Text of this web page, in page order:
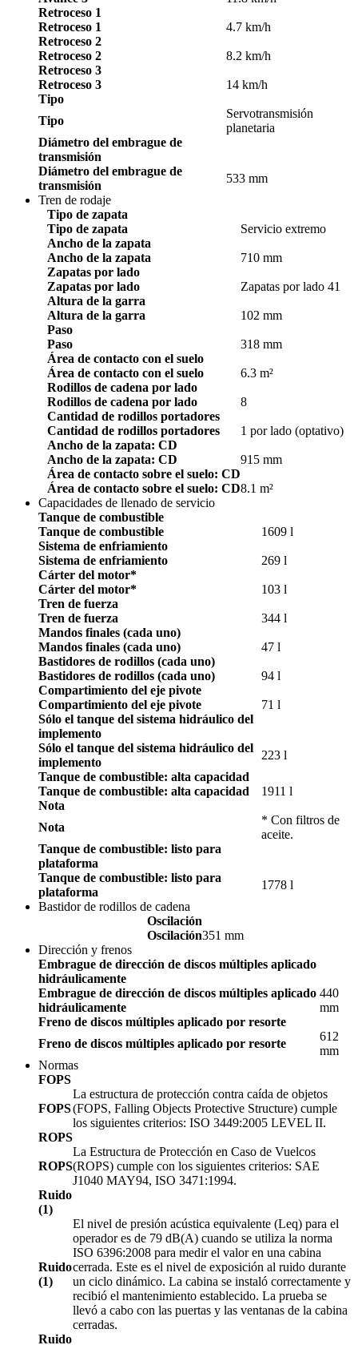
Retroceso 1
Retroceso 1
4.7 km/h
Retroceso 2
Retroceso 2
8.2 km/h
Retroceso 3
Retroceso 3
14 km/h
Tipo
Tipo
Servotransmisión
planetaria
Diámetro del embrague de
transmisión
Diámetro del embrague de
transmisión
533 mm
Tren de rodaje
Tipo de zapata
Tipo de zapata
Servicio extremo
Ancho de la zapata
Ancho de la zapata
710 mm
Zapatas por lado
Zapatas por lado
Zapatas por lado 41
Altura de la garra
Altura de la garra
102 mm
Paso
Paso
318 mm
Área de contacto con el suelo
Área de contacto con el suelo
6.3 m²
Rodillos de cadena por lado
Rodillos de cadena por lado
8
Cantidad de rodillos portadores
Cantidad de rodillos portadores
1 por lado (optativo)
Ancho de la zapata: CD
Ancho de la zapata: CD
915 mm
Área de contacto sobre el suelo: CD
Área de contacto sobre el suelo: CD8.1 m²
Capacidades de llenado de servicio
Tanque de combustible
Tanque de combustible
1609 l
Sistema de enfriamiento
Sistema de enfriamiento
269 l
Cárter del motor*
Cárter del motor*
103 l
Tren de fuerza
Tren de fuerza
344 l
Mandos finales (cada uno)
Mandos finales (cada uno)
47 l
Bastidores de rodillos (cada uno)
Bastidores de rodillos (cada uno)
94 l
Compartimiento del eje pivote
Compartimiento del eje pivote
71 l
Sólo el tanque del sistema hidráulico del
implemento
Sólo el tanque del sistema hidráulico del
implemento
223 l
Tanque de combustible: alta capacidad
Tanque de combustible: alta capacidad
1911 l
Nota
Nota
* Con filtros de
aceite.
Tanque de combustible: listo para
plataforma
Tanque de combustible: listo para
plataforma
1778 l
Bastidor de rodillos de cadena
Oscilación
Oscilación351 mm
Dirección y frenos
Embrague de dirección de discos múltiples aplicado
hidráulicamente
Embrague de dirección de discos múltiples aplicado
hidráulicamente
440
mm
Freno de discos múltiples aplicado por resorte
Freno de discos múltiples aplicado por resorte
612
mm
Normas
FOPS
FOPS
La estructura de protección contra caída de objetos
(FOPS, Falling Objects Protective Structure) cumple
los siguientes criterios: ISO 3449:2005 LEVEL II.
ROPS
ROPS
La Estructura de Protección en Caso de Vuelcos
(ROPS) cumple con los siguientes criterios: SAE
J1040 MAY94, ISO 3471:1994.
Ruido
(1)
Ruido
(1)
El nivel de presión acústica equivalente (Leq) para el
operador es de 79 dB(A) cuando se utiliza la norma
ISO 6396:2008 para medir el valor en una cabina
cerrada. Este es el nivel de exposición al ruido durante
un ciclo dinámico. La cabina se instaló correctamente y
recibió el mantenimiento establecido. La prueba se
llevó a cabo con las puertas y las ventanas de la cabina
cerradas.
Ruido